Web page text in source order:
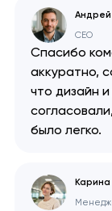
CEO
Спасибо
аккуратно,
что дизайн
было легко.